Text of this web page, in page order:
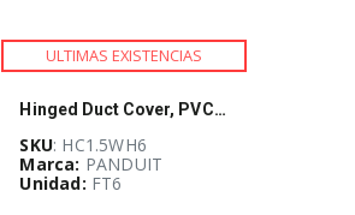
ULTIMAS EXISTENCIAS
Hinged Duct Cover, PVC,1.5W X 6',White
SKU: HC1.5WH6
Marca: PANDUIT
Unidad: FT6